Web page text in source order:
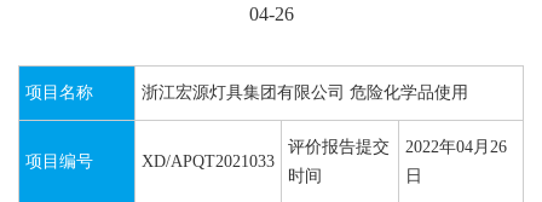
04-26
项目名称 浙江宏源灯具集团有限公司 危险化学品使用
项目编号 XD/APQT2021033
评价报告提交
时间
2022年04月26
日